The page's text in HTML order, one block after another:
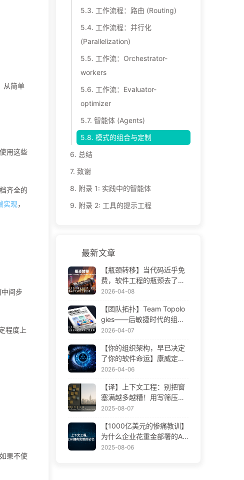
从简单
用这些
齐全的
实现，
间步
程度上
果不使
5.3. 工作流程：路由 (Routing)
5.4. 工作流程：并行化
(Parallelization)
5.5. 工作流：Orchestrator-
workers
5.6. 工作流：Evaluator-
optimizer
5.7. 智能体 (Agents)
5.8. 模式的组合与定制
6. 总结
7. 致谢
8. 附录 1: 实践中的智能体
9. 附录 2: 工具的提示工程
最新文章
【瓶颈转移】当代码近乎免
费，软件工程的瓶颈去了哪
里 AI 时代软件工程变革——
2026-04-08
【团队拓扑】Team Topolo
gies——后敏捷时代的组织
设计方法论 AI 时代软件工程
2026-04-07
【你的组织架构，早已决定
了你的软件命运】康威定律
——被低估了 56 年的管理
——慢慢学AI171
2026-04-06
【译】上下文工程：别把窗
塞满越多越糟！用写筛压隔
四步，警惕投毒干扰混淆冲
学AI170
2025-08-07
【1000亿美元的惨痛教训】
为什么企业花重金部署的AI
助手，总在关键时刻“失
2025-08-06